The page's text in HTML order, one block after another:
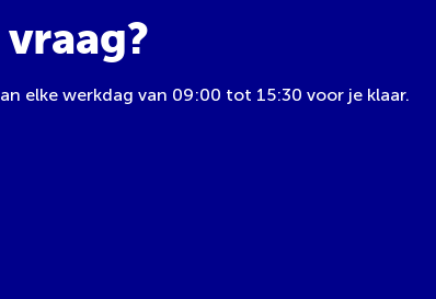
elke werkdag van 09:00 tot 15:30 voor je klaar.